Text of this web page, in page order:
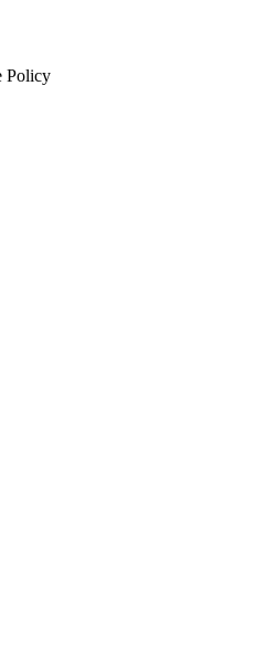
Policy